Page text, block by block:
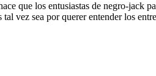
que los entusiastas de negro-jack
vez sea por querer entender los